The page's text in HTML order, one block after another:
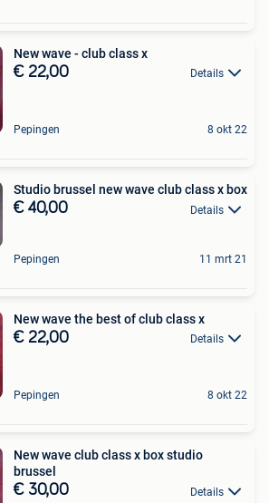
New wave - club class x
€ 22,00 Details
Pepingen 8 okt 22
Studio brussel new wave club class x box
€ 40,00 Details
Pepingen 11 mrt 21
New wave the best of club class x
€ 22,00 Details
Pepingen 8 okt 22
New wave club class x box studio
brussel
€ 30,00 Details